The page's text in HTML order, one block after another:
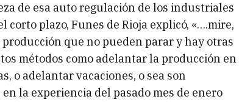
de esa auto regulación de los industriales
corto plazo, Funes de Rioja explicó, «….mire,
que no pueden parar y hay otras
métodos como adelantar la producción en
o adelantar vacaciones, o sea son
la experiencia del pasado mes de enero